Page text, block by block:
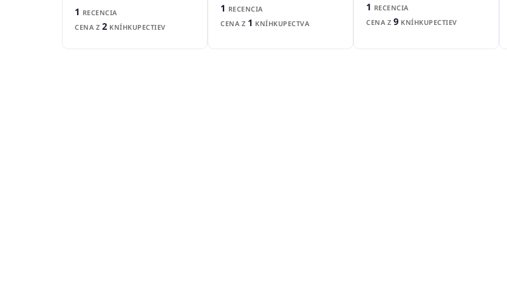
1 RECENCIA
CENA Z 2 KNÍHKUPECTIEV
1 RECENCIA
CENA Z 1 KNÍHKUPECTVA
1 RECENCIA
CENA Z 9 KNÍHKUPECTIEV